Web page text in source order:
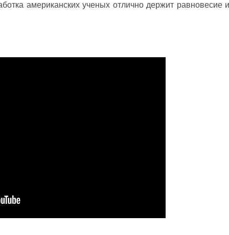
американских ученых отлично держит равновесие и